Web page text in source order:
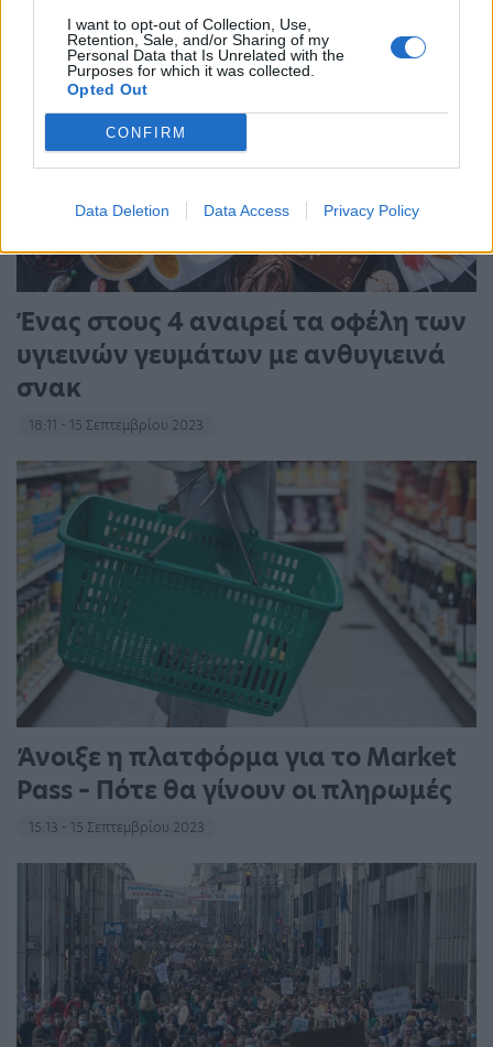
I want to opt-out of Collection, Use,
Retention, Sale, and/or Sharing of my
Personal Data that Is Unrelated with the
Purposes for which it was collected.
Opted Out
CONFIRM
Data Deletion Data Access Privacy Policy
Ένας στους 4 αναιρεί τα οφέλη των
υγιεινών γευμάτων με ανθυγιεινά
σνακ
18:11 - 15 Σεπτεμβρίου 2023
Άνοιξε η πλατφόρμα για το Market
Pass – Πότε θα γίνουν οι πληρωμές
15:13 - 15 Σεπτεμβρίου 2023